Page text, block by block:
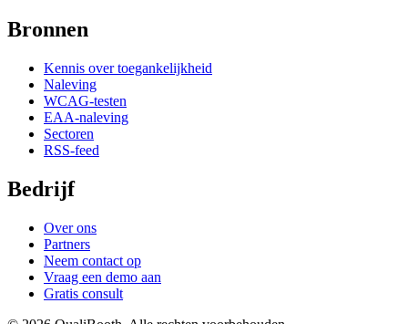
Bronnen
Kennis over toegankelijkheid
Naleving
WCAG-testen
EAA-naleving
Sectoren
RSS-feed
Bedrijf
Over ons
Partners
Neem contact op
Vraag een demo aan
Gratis consult